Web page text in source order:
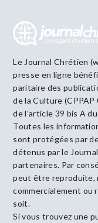
Le Journal Chrétien
presse en ligne
paritaire des
de la Culture
de l’article 39 bis A
Toutes les
sont protégées par
détenus par le
partenaires. Par
peut être reproduite,
commercialement ou
soit.
Si vous trouvez une